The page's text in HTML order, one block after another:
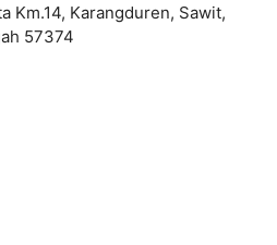
Km.14, Karangduren, Sawit,
57374